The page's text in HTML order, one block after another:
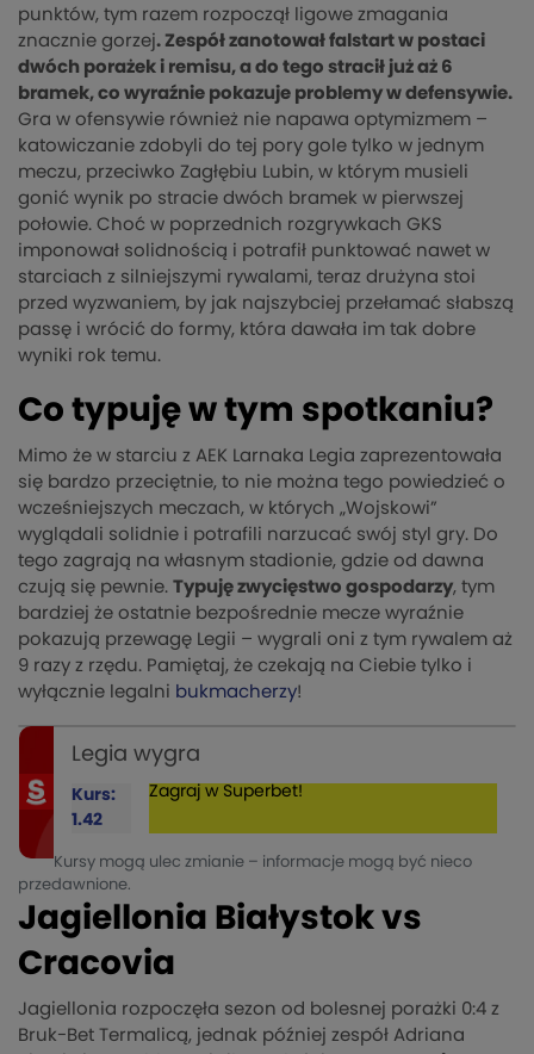
punktów, tym razem rozpoczął ligowe zmagania
znacznie gorzej. Zespół zanotował falstart w postaci
dwóch porażek i remisu, a do tego stracił już aż 6
bramek, co wyraźnie pokazuje problemy w defensywie.
Gra w ofensywie również nie napawa optymizmem –
katowiczanie zdobyli do tej pory gole tylko w jednym
meczu, przeciwko Zagłębiu Lubin, w którym musieli
gonić wynik po stracie dwóch bramek w pierwszej
połowie. Choć w poprzednich rozgrywkach GKS
imponował solidnością i potrafił punktować nawet w
starciach z silniejszymi rywalami, teraz drużyna stoi
przed wyzwaniem, by jak najszybciej przełamać słabszą
passę i wrócić do formy, która dawała im tak dobre
wyniki rok temu.
Co typuję w tym spotkaniu?
Mimo że w starciu z AEK Larnaka Legia zaprezentowała
się bardzo przeciętnie, to nie można tego powiedzieć o
wcześniejszych meczach, w których „Wojskowi”
wyglądali solidnie i potrafili narzucać swój styl gry. Do
tego zagrają na własnym stadionie, gdzie od dawna
czują się pewnie. Typuję zwycięstwo gospodarzy, tym
bardziej że ostatnie bezpośrednie mecze wyraźnie
pokazują przewagę Legii – wygrali oni z tym rywalem aż
9 razy z rzędu. Pamiętaj, że czekają na Ciebie tylko i
wyłącznie legalni bukmacherzy!
Legia wygra
Kurs:
1.42
Zagraj w Superbet!
Kursy mogą ulec zmianie – informacje mogą być nieco
przedawnione.
Jagiellonia Białystok vs
Cracovia
Jagiellonia rozpoczęła sezon od bolesnej porażki 0:4 z
Bruk-Bet Termalicą, jednak później zespół Adriana